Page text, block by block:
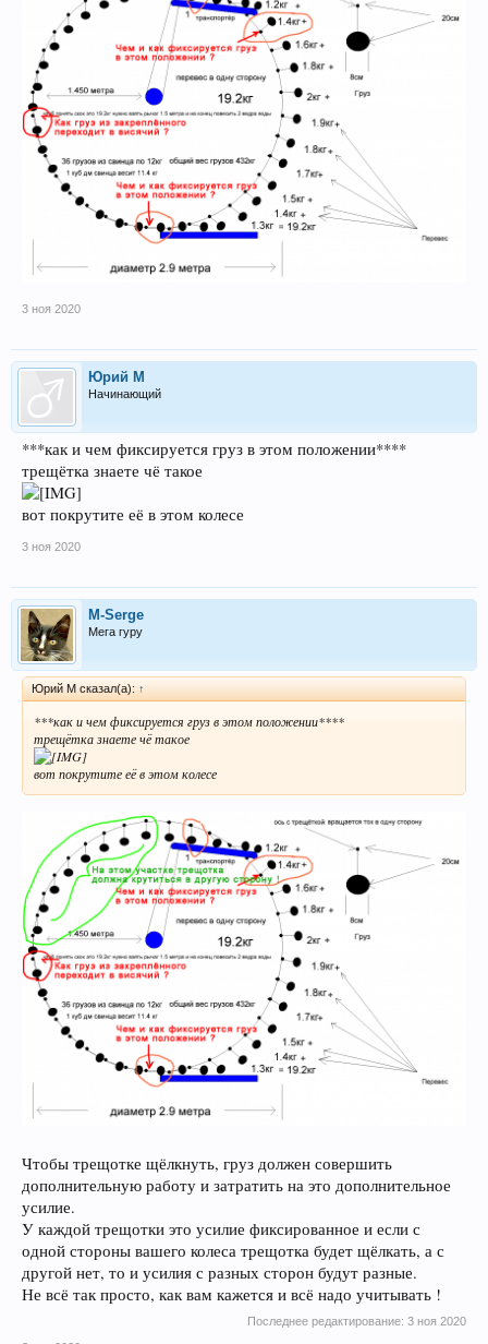
3 ноя 2020
Юрий М
Начинающий
***как и чем фиксируется груз в этом положении****
трещётка знаете чё такое
вот покрутите её в этом колесе
3 ноя 2020
M-Serge
Мега гуру
Юрий М сказал(а): ↑
***как и чем фиксируется груз в этом положении****
трещётка знаете чё такое
вот покрутите её в этом колесе
Чтобы трещотке щёлкнуть, груз должен совершить
дополнительную работу и затратить на это дополнительное
усилие.
У каждой трещотки это усилие фиксированное и если с
одной стороны вашего колеса трещотка будет щёлкать, а с
другой нет, то и усилия с разных сторон будут разные.
Не всё так просто, как вам кажется и всё надо учитывать !
Последнее редактирование: 3 ноя 2020